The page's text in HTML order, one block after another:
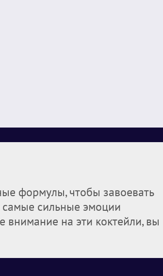
формулы, чтобы завоевать
самые сильные эмоции
на эти коктейли, вы